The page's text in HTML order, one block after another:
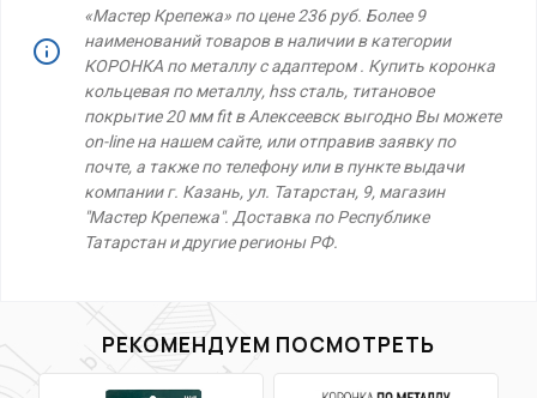
«Мастер Крепежа» по цене 236 руб. Более 9
наименований товаров в наличии в категории
КОРОНКА по металлу с адаптером . Купить коронка
кольцевая по металлу, hss сталь, титановое
покрытие 20 мм fit в Алексеевск выгодно Вы можете
on-line на нашем сайте, или отправив заявку по
почте, а также по телефону или в пункте выдачи
компании г. Казань, ул. Татарстан, 9, магазин
"Мастер Крепежа". Доставка по Республике
Татарстан и другие регионы РФ.
РЕКОМЕНДУЕМ ПОСМОТРЕТЬ